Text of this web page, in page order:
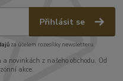
Přihlásit se
za účelem rozesílky newsletteru.
novinkách z našeho obchodu. Od
akce.